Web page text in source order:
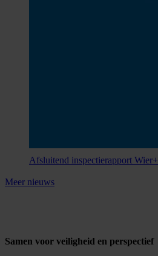
Afsluitend inspectierapport Wier+
Meer nieuws
Samen voor veiligheid en perspectief